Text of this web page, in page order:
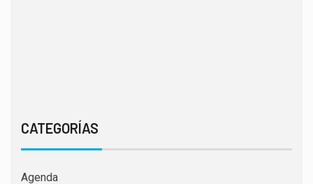
CATEGORÍAS
Agenda